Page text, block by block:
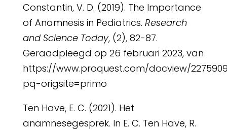
Constantin, V. D. (2019). The Importance
of Anamnesis in Pediatrics. Research
and Science Today, (2), 82-87.
Geraadpleegd op 26 februari 2023, van
https://www.proquest.com/docview/
pq-origsite=primo
Ten Have, E. C. (2021). Het
anamnesegesprek. In E. C. Ten Have, R.